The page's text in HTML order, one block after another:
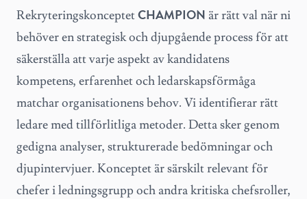
RekryteringskonceptetCHAMPION är rätt val när ni
behöver en strategisk och djupgående process för att
säkerställa att varje aspekt av kandidatens
kompetens, erfarenhet och ledarskapsförmåga
matchar organisationens behov. Vi identifierar rätt
ledare med tillförlitliga metoder. Detta sker genom
gedigna analyser, strukturerade bedömningar och
djupintervjuer. Konceptet är särskilt relevant för
chefer i ledningsgrupp och andra kritiska chefsroller,